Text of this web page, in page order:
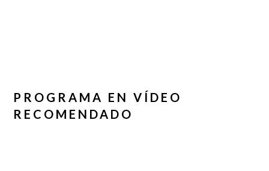
PROGRAMA EN VÍDEO
RECOMENDADO